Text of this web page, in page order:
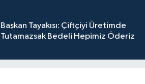
Başkan Tayakısı: Çiftçiyi Üretimde
Tutamazsak Bedeli Hepimiz Öderiz